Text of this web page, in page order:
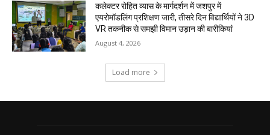
कलेक्टर रोहित व्यास के मार्गदर्शन में जशपुर में
एयरोमॉडलिंग प्रशिक्षण जारी, तीसरे दिन विद्यार्थियों ने 3D
VR तकनीक से समझी विमान उड़ान की बारीकियां
August 4, 2026
Load more